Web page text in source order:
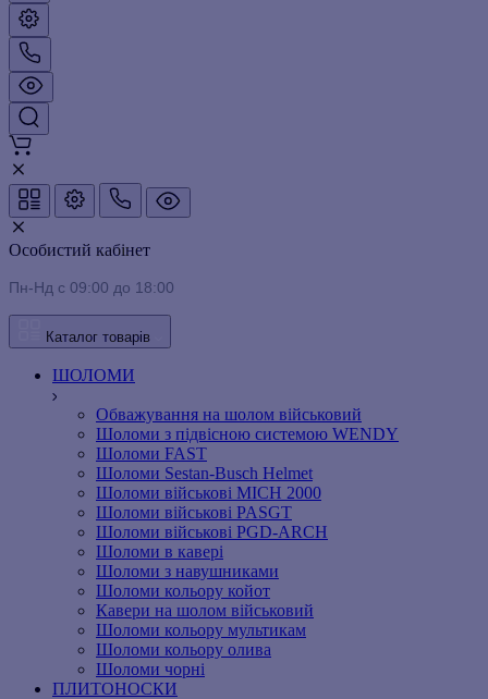
Особистий кабінет
Пн-Нд с 09:00 до 18:00
Каталог товарів
ШОЛОМИ
Обважування на шолом військовий
Шоломи з підвісною системою WENDY
Шоломи FAST
Шоломи Sestan-Busch Helmet
Шоломи військові MICH 2000
Шоломи військові PASGT
Шоломи військові PGD-ARCH
Шоломи в кавері
Шоломи з навушниками
Шоломи кольору койот
Кавери на шолом військовий
Шоломи кольору мультикам
Шоломи кольору олива
Шоломи чорні
ПЛИТОНОСКИ